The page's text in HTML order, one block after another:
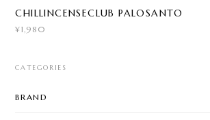
CHILLINCENSECLUB PALOSANTO
¥1,980
CATEGORIES
BRAND